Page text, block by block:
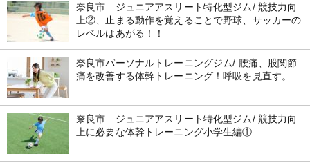
奈良市 ジュニアアスリート特化型ジム/ 競技力向
上②、止まる動作を覚えることで野球、サッカーの
レベルはあがる！！
奈良市パーソナルトレーニングジム/ 腰痛、股関節
痛を改善する体幹トレーニング！呼吸を見直す。
奈良市 ジュニアアスリート特化型ジム/ 競技力向
上に必要な体幹トレーニング小学生編①